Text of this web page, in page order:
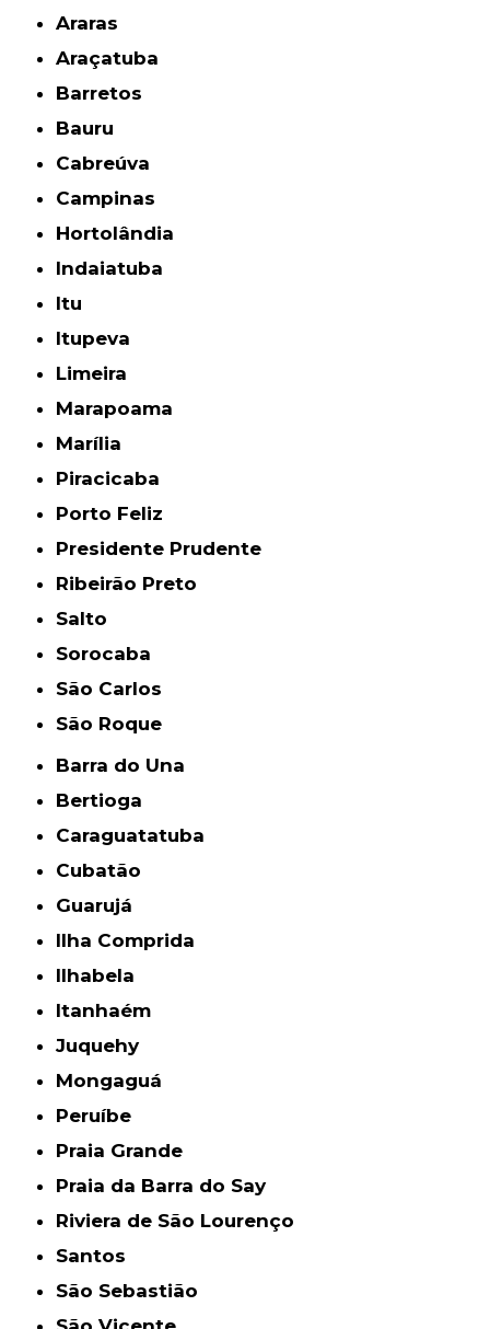
Araras
Araçatuba
Barretos
Bauru
Cabreúva
Campinas
Hortolândia
Indaiatuba
Itu
Itupeva
Limeira
Marapoama
Marília
Piracicaba
Porto Feliz
Presidente Prudente
Ribeirão Preto
Salto
Sorocaba
São Carlos
São Roque
Barra do Una
Bertioga
Caraguatatuba
Cubatão
Guarujá
Ilha Comprida
Ilhabela
Itanhaém
Juquehy
Mongaguá
Peruíbe
Praia Grande
Praia da Barra do Say
Riviera de São Lourenço
Santos
São Sebastião